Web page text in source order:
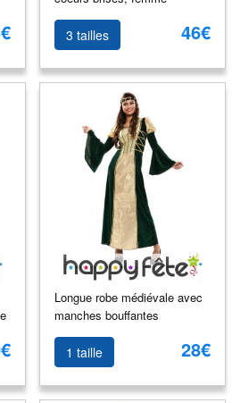
3 tailles 46€
Longue robe médiévale avec
manches bouffantes
1 taille 28€